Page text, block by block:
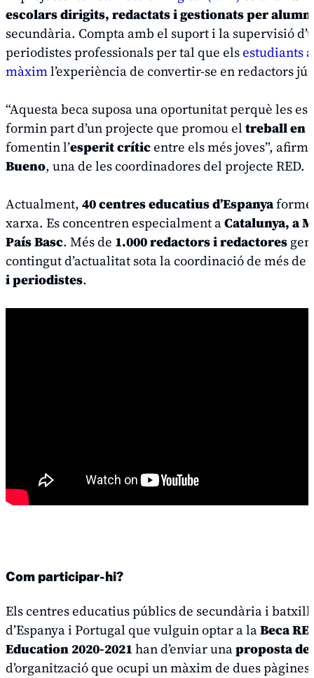
escolars dirigits, redactats i gestionats per
secundària. Compta amb el suport i la supervisió
periodistes professionals per tal que elsestudiants
màximl’experiència de convertir-se en redactors
“Aquesta beca suposa una oportunitat perquè les
formin part d’un projecte que promou eltreball en
fomentin l’esperit críticentre els més joves”,
Bueno, una de les coordinadores del projecte RED.
Actualment, 40 centres educatius d’Espanya
xarxa. Es concentren especialment aCatalunya, a
País Basc. Més de 1.000 redactors i redactores
contingut d’actualitat sota la coordinació de més de
i periodistes.
Com participar-hi?
Els centres educatius públics de secundària i
d’Espanya i Portugal que vulguin optar a laBeca
Education 2020-2021han d’enviar unaproposta
d’organització que ocupi un màxim de dues